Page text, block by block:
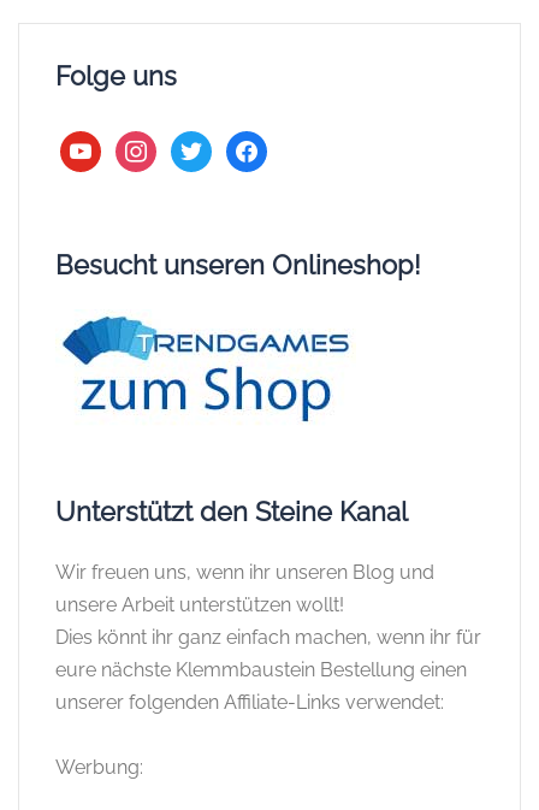
Folge uns
youtubeinstagram
twitter facebook
Besucht unseren Onlineshop!
Unterstützt den Steine Kanal
Wir freuen uns, wenn ihr unseren Blog und
unsere Arbeit unterstützen wollt!
Dies könnt ihr ganz einfach machen, wenn ihr für
eure nächste Klemmbaustein Bestellung einen
unserer folgenden Affiliate-Links verwendet:
Werbung: